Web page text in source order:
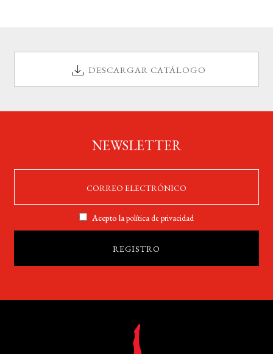
DESCARGAR CATÁLOGO
NEWSLETTER
Acepto lapolítica de privacidad